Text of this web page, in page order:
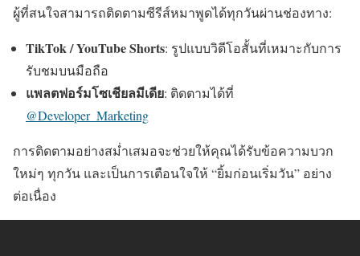
ผู้ที่สนใจสามารถติดตามซีรีส์หมาพูดได้ทุกวันผ่านช่องทาง:
TikTok / YouTube Shorts: รูปแบบวิดีโอสั้นที่เหมาะกับการ
รับชมบนมือถือ
แพลตฟอร์มโซเชียลมีเดีย: ติดตามได้ที่
@Developer_Marketing
การติดตามอย่างสม่ำเสมอจะช่วยให้คุณได้รับข้อความบวก
ใหม่ๆ ทุกวัน และเป็นการเตือนใจให้ “ยิ้มก่อนเริ่มวัน” อย่าง
ต่อเนื่อง